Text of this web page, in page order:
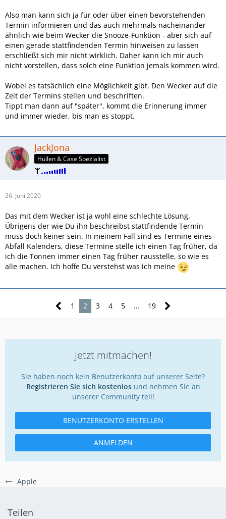
Apple
Also man kann sich ja für oder über einen bevorstehenden
Termin informieren und das auch mehrmals nacheinander -
ähnlich wie beim Wecker die Snooze-Funktion - aber sich auf
einen gerade stattfindenden Termin hinweisen zu lassen
erschließt sich mir nicht wirklich. Daher kann ich mir auch
nicht vorstellen, dass solch eine Funktion jemals kommen wird.
Wobei es tatsächlich eine Möglichkeit gibt. Den Wecker auf die
Zeit der Termins stellen und beschriften.
Tippt man dann auf "später", kommt die Erinnerung immer
und immer wieder, bis man es stoppt.
JackJona
Hüllen & Case Spezialist
26. Juni 2020
Das mit dem Wecker ist ja wohl eine schlechte Lösung.
Übrigens der wie Du ihn beschreibst stattfindende Termin
muss doch keiner sein. In meinem Fall sind es Termine eines
Abfall Kalenders, diese Termine stelle ich einen Tag früher, da
ich die Tonnen immer einen Tag früher rausstelle, so wie es
alle machen. Ich hoffe Du verstehst was ich meine
1 2 3 4 5 … 19
Jetzt mitmachen!
Sie haben noch kein Benutzerkonto auf unserer Seite?
Registrieren Sie sich kostenlosund nehmen Sie an
unserer Community teil!
BENUTZERKONTO ERSTELLEN
ANMELDEN
Teilen